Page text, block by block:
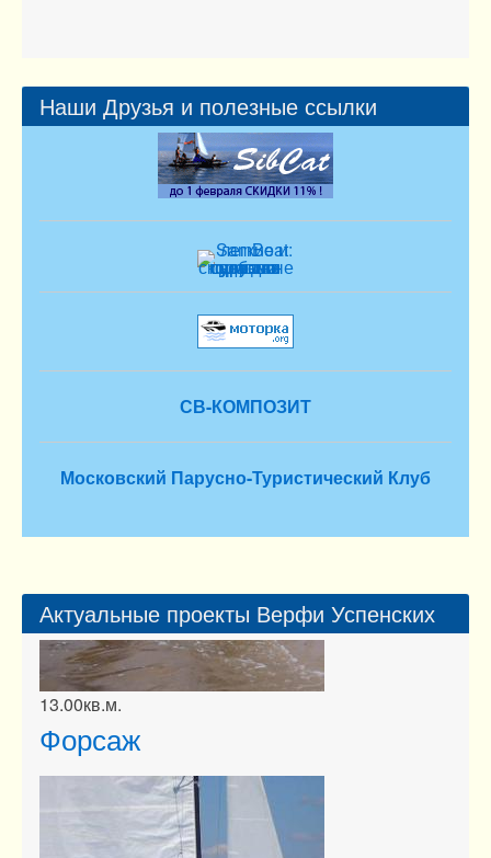
Наши Друзья и полезные ссылки
СВ-КОМПОЗИТ
Московский Парусно-Туристический Клуб
Актуальные проекты Верфи Успенских
Форсаж